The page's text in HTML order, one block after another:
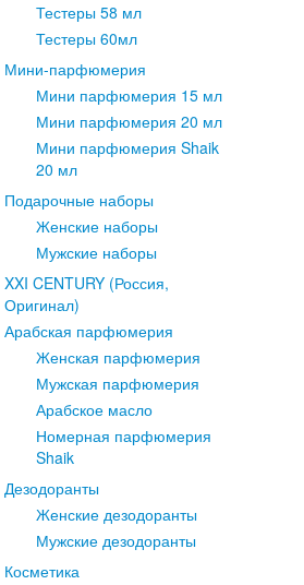
Тестеры 58 мл
Тестеры 60мл
Мини-парфюмерия
Мини парфюмерия 15 мл
Мини парфюмерия 20 мл
Мини парфюмерия Shaik
20 мл
Подарочные наборы
Женские наборы
Мужские наборы
XXI CENTURY (Россия,
Оригинал)
Арабская парфюмерия
Женская парфюмерия
Мужская парфюмерия
Арабское масло
Номерная парфюмерия
Shaik
Дезодоранты
Женские дезодоранты
Мужские дезодоранты
Косметика